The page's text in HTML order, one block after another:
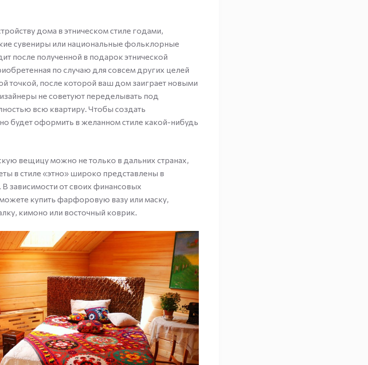
дома в этническом стиле годами,
сувениры или национальные фольклорные
после полученной в подарок этнической
по случаю для совсем других целей
точкой, после которой ваш дом заиграет новыми
не советуют переделывать под
всю квартиру. Чтобы создать
будет оформить в желанном стиле какой-нибудь
вещицу можно не только в дальних странах,
в стиле «этно» широко представлены в
В зависимости от своих финансовых
купить фарфоровую вазу или маску,
кимоно или восточный коврик.